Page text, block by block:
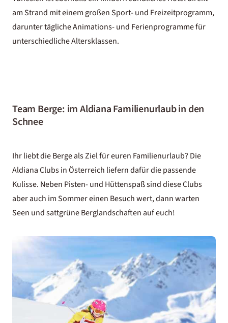
am Strand mit einem großen Sport- und Freizeitprogramm,
darunter tägliche Animations- und Ferienprogramme für
unterschiedliche Altersklassen.
Team Berge: im Aldiana Familienurlaub in den
Schnee
Ihr liebt die Berge als Ziel für euren Familienurlaub? Die
Aldiana Clubs in Österreich liefern dafür die passende
Kulisse. Neben Pisten- und Hüttenspaß sind diese Clubs
aber auch im Sommer einen Besuch wert, dann warten
Seen und sattgrüne Berglandschaften auf euch!